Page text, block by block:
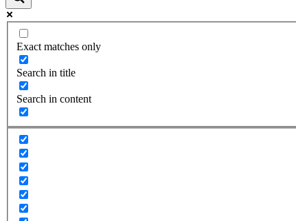
Exact matches only
Search in title
Search in content